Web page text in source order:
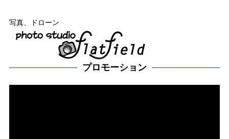
写真、ドローン
プロモーション